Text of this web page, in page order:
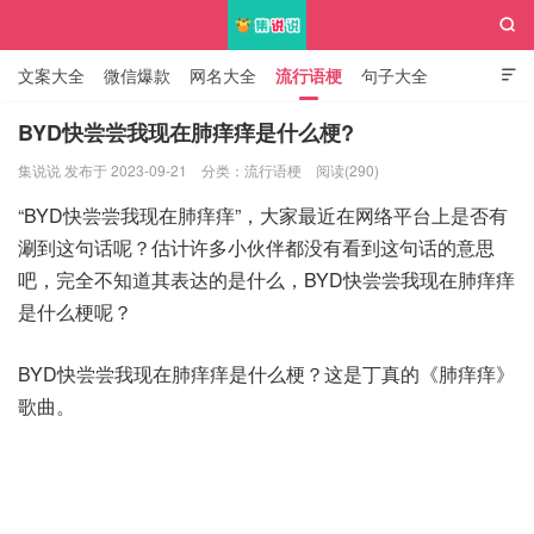

文案大全 微信爆款 网名大全 流行语梗 句子大全
知识大全

BYD快尝尝我现在肺痒痒是什么梗?
集说说 发布于 2023-09-21 分类： 流行语梗 阅读(290)
“BYD快尝尝我现在肺痒痒”，大家最近在网络平台上是否有
涮到这句话呢？估计许多小伙伴都没有看到这句话的意思
吧，完全不知道其表达的是什么，BYD快尝尝我现在肺痒痒
是什么梗呢？
BYD快尝尝我现在肺痒痒是什么梗？这是丁真的《肺痒痒》
歌曲。